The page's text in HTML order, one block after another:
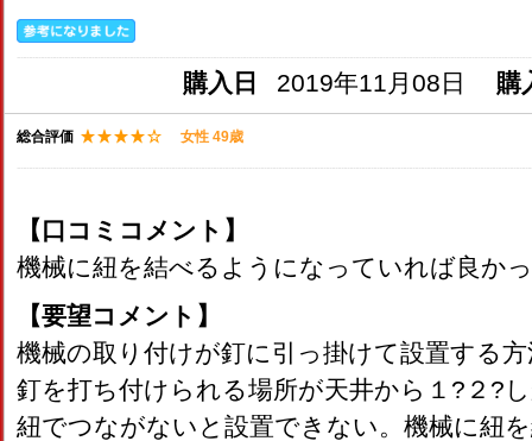
購入日 2019年11月08日 購
総合評価 女性 49歳
【口コミコメント】
機械に紐を結べるようになっていれば良か
【要望コメント】
機械の取り付けが釘に引っ掛けて設置する
釘を打ち付けられる場所が天井から１?２?
紐でつながないと設置できない。機械に紐